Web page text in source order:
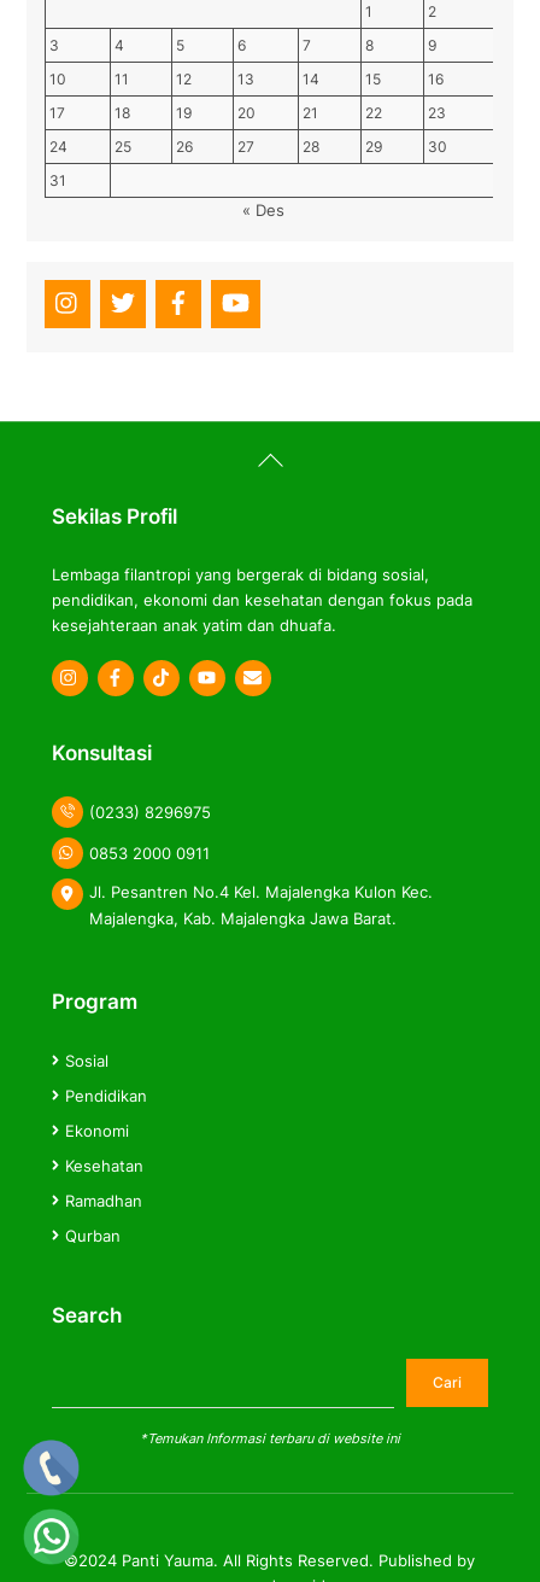
1
2
3
4 5 6 7 8
9
10
11 12 13 14 15
16
17
18 19 20 21 22
23
24
25 26 27 28 29
30
31
« Des
Back
To
Sekilas Profil
Lembaga filantropi yang bergerak di bidang sosial,
pendidikan, ekonomi dan kesehatan dengan fokus pada
kesejahteraan anak yatim dan dhuafa.
Icon
Icon
Icon
Konsultasi
(0233) 8296975
0853 2000 0911
Jl. Pesantren No.4 Kel. Majalengka Kulon Kec.
Majalengka, Kab. Majalengka Jawa Barat.
Program
Sosial
Pendidikan
Ekonomi
Kesehatan
Ramadhan
Qurban
Search
Cari
*Temukan Informasi terbaru di website ini
©2024 Panti Yauma. All Rights Reserved. Published by